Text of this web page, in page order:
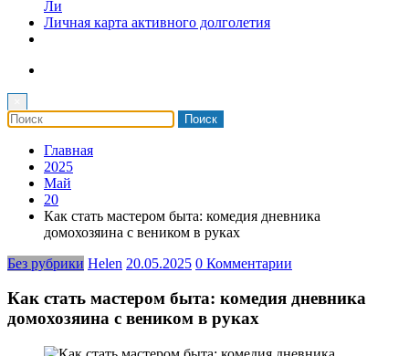
Ли
Личная карта активного долголетия
Главная
2025
Май
20
Как стать мастером быта: комедия дневника
домохозяина с веником в руках
Без рубрики Helen 20.05.2025 0 Комментарии
Как стать мастером быта: комедия дневника
домохозяина с веником в руках